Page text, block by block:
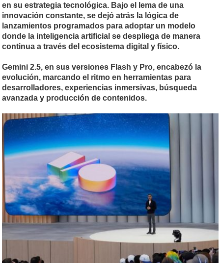
en su estrategia tecnológica. Bajo el lema de una
innovación constante, se dejó atrás la lógica de
lanzamientos programados para adoptar un modelo
donde la inteligencia artificial se despliega de manera
continua a través del ecosistema digital y físico.
Gemini 2.5, en sus versiones Flash y Pro, encabezó la
evolución, marcando el ritmo en herramientas para
desarrolladores, experiencias inmersivas, búsqueda
avanzada y producción de contenidos.